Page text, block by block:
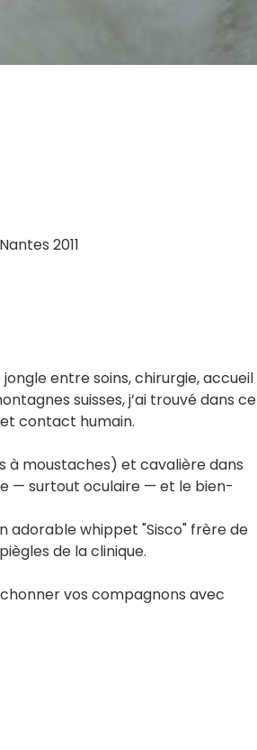
2011
entre soins, chirurgie, accueil
suisses, j’ai trouvé dans ce
contact humain.
à moustaches) et cavalière dans
— surtout oculaire — et le bien-
adorable whippet "Sisco" frère de
de la clinique.
vos compagnons avec